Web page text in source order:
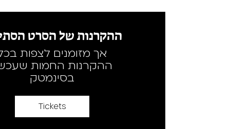
ההקרנות של הסרט
אך מזומנים לצפות
ההקרנות החמות
בסינמטק
Tickets